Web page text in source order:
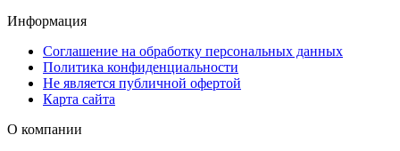
Информация
Соглашение на обработку персональных данных
Политика конфиденциальности
Не является публичной офертой
Карта сайта
О компании